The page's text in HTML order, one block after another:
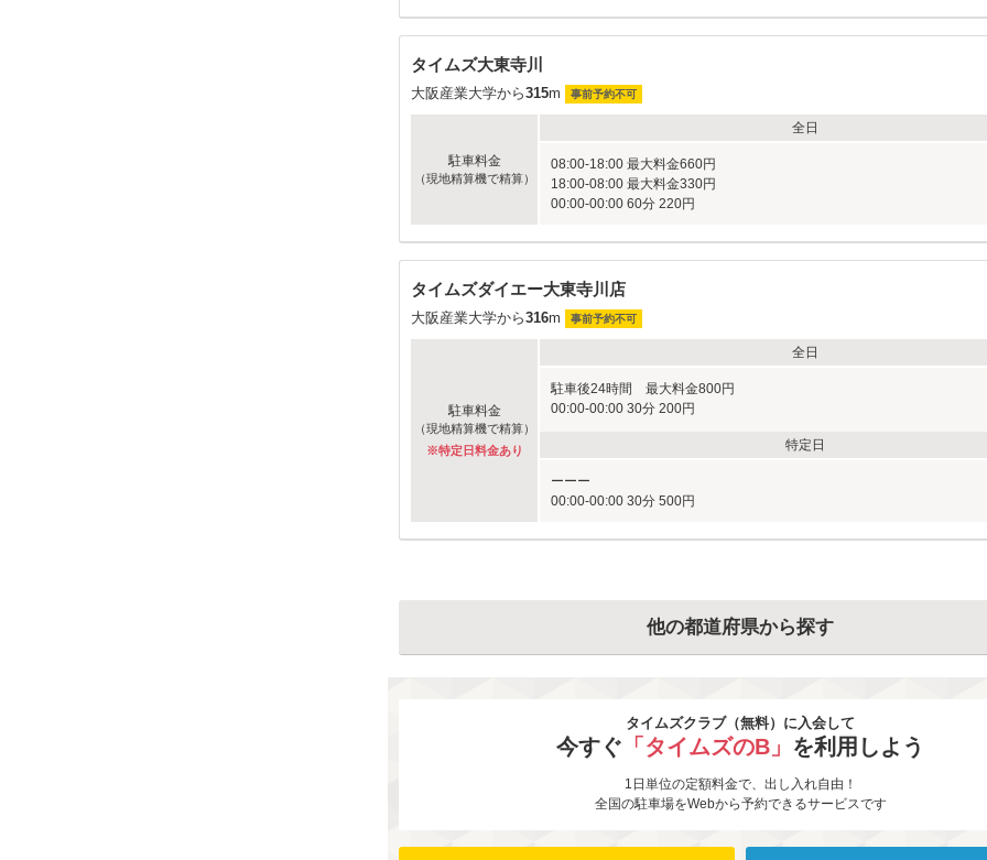
タイムズ大東寺川
大阪産業大学から315m 事前予約不可
駐車料金
（現地精算機で精算）
全日
08:00-18:00 最大料金660円
18:00-08:00 最大料金330円
00:00-00:00 60分 220円
タイムズダイエー大東寺川店
大阪産業大学から316m 事前予約不可
駐車料金
（現地精算機で精算）
※特定日料金あり
全日
駐車後24時間 最大料金800円
00:00-00:00 30分 200円
特定日
ーーー
00:00-00:00 30分 500円
他の都道府県から探す
タイムズクラブ（無料）に入会して
今すぐ 「タイムズのB」 を利用しよう
1日単位の定額料金で、出し入れ自由！
全国の駐車場をWebから予約できるサービスです